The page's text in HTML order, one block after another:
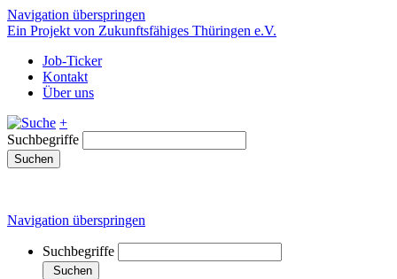
Navigation überspringen
Ein Projekt von Zukunftsfähiges Thüringen e.V.
Job-Ticker
Kontakt
Über uns
+
Suchbegriffe
Suchen
Navigation überspringen
Suchbegriffe
Suchen